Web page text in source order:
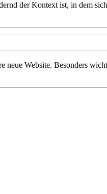
der Kontext ist, in dem
Website. Besonders